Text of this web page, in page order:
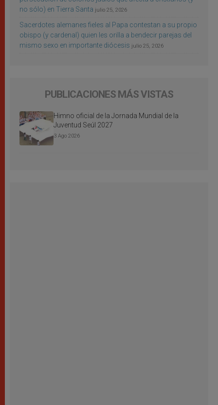
no sólo) en Tierra Santa julio 25, 2026
Sacerdotes alemanes fieles al Papa contestan a su propio
obispo (y cardenal) quien les orilla a bendecir parejas del
mismo sexo en importante diócesis julio 25, 2026
PUBLICACIONES MÁS VISTAS
Himno oficial de la Jornada Mundial de la
Juventud Seúl 2027
3 Ago 2026